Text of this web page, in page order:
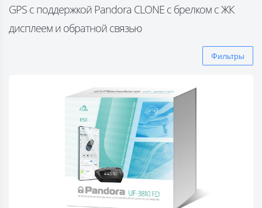
GPS с поддержкой Pandora CLONE с брелком с ЖК
дисплеем и обратной связью
Фильтры